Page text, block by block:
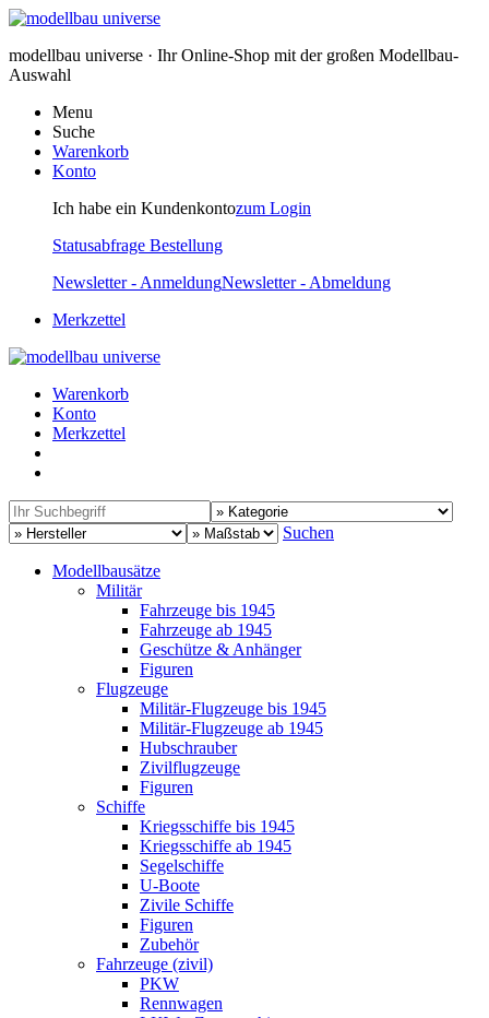
modellbau universe · Ihr Online-Shop mit der großen Modellbau-
Auswahl
Menu
Suche
Warenkorb
Konto
Ich habe ein Kundenkontozum Login
Statusabfrage Bestellung
Newsletter - AnmeldungNewsletter - Abmeldung
Merkzettel
Warenkorb
Konto
Merkzettel
Suchen
Modellbausätze
Militär
Fahrzeuge bis 1945
Fahrzeuge ab 1945
Geschütze & Anhänger
Figuren
Flugzeuge
Militär-Flugzeuge bis 1945
Militär-Flugzeuge ab 1945
Hubschrauber
Zivilflugzeuge
Figuren
Schiffe
Kriegsschiffe bis 1945
Kriegsschiffe ab 1945
Segelschiffe
U-Boote
Zivile Schiffe
Figuren
Zubehör
Fahrzeuge (zivil)
PKW
Rennwagen